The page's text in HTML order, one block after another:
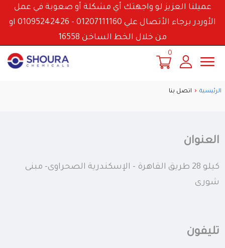
عميلنا العزيز لو واجهتك أي مشكلة أو صعوبة في عمل
الأوردر برجاء الأتصال علي 01207111160 - 01095242426 او
من خلال الخط الساخن 16558
0
الرئيسية اتصل بنا
العنوان
كيلو 28 طريق القاهرة – الإسكندرية الصحراوى- مبنى
شورى
تليفون